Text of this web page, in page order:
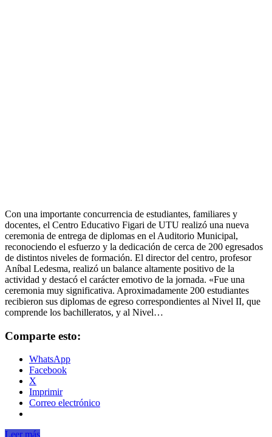
Con una importante concurrencia de estudiantes, familiares y
docentes, el Centro Educativo Figari de UTU realizó una nueva
ceremonia de entrega de diplomas en el Auditorio Municipal,
reconociendo el esfuerzo y la dedicación de cerca de 200 egresados
de distintos niveles de formación. El director del centro, profesor
Aníbal Ledesma, realizó un balance altamente positivo de la
actividad y destacó el carácter emotivo de la jornada. «Fue una
ceremonia muy significativa. Aproximadamente 200 estudiantes
recibieron sus diplomas de egreso correspondientes al Nivel II, que
comprende los bachilleratos, y al Nivel…
Comparte esto:
WhatsApp
Facebook
X
Imprimir
Correo electrónico
Leer más